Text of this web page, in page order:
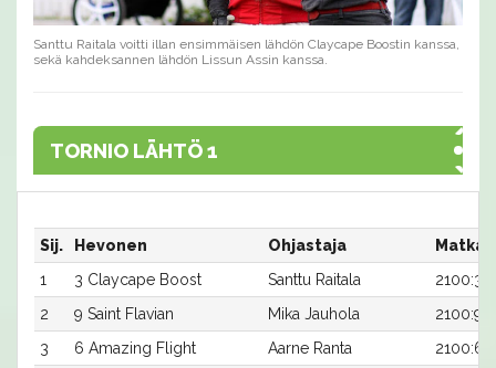
Santtu Raitala voitti illan ensimmäisen lähdön Claycape Boostin kanssa,
sekä kahdeksannen lähdön Lissun Assin kanssa.
TORNIO LÄHTÖ 1
Sij. Hevonen Ohjastaja
1
3 Claycape Boost Santtu Raitala
2100:3
2
9 Saint Flavian Mika Jauhola
2100:9
3
6 Amazing Flight Aarne Ranta
2100:6